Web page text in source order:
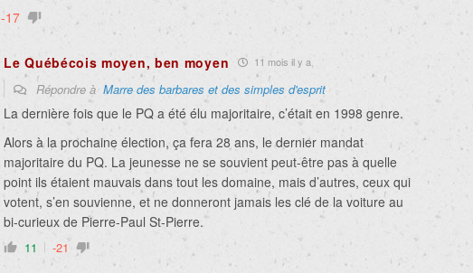
-17
Le Québécois moyen, ben moyen 11 mois il y a
Répondre à Marre des barbares et des simples d'esprit
La dernière fois que le PQ a été élu majoritaire, c’était en 1998 genre.
Alors à la prochaine élection, ça fera 28 ans, le dernier mandat
majoritaire du PQ. La jeunesse ne se souvient peut-être pas à quelle
point ils étaient mauvais dans tout les domaine, mais d’autres, ceux qui
votent, s’en souvienne, et ne donneront jamais les clé de la voiture au
bi-curieux de Pierre-Paul St-Pierre.
11 -21